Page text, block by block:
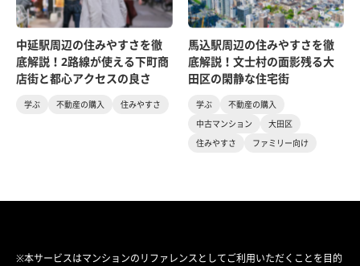
中延駅周辺の住みやすさを徹
底解説！2路線が使える下町商
店街と都心アクセスの良さ
学ぶ 不動産の購入 住みやすさ
馬込駅周辺の住みやすさを徹
底解説！文士村の面影残る大
田区の閑静な住宅街
学ぶ
不動産の購入
中古マンション
大田区
住みやすさ
ファミリー向け
※本サービスはマンションのリファレンスとしてご利用いただくことを目的